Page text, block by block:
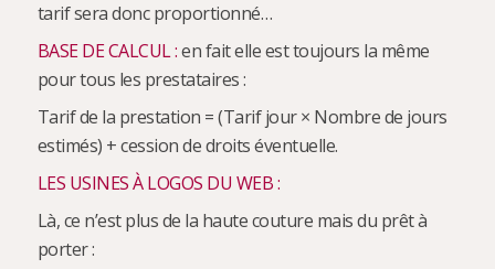
tarif sera donc proportionné…
BASE DE CALCUL :en fait elle est toujours la même
pour tous les prestataires :
Tarif de la prestation = (Tarif jour × Nombre de jours
estimés) + cession de droits éventuelle.
LES USINES À LOGOS DU WEB :
Là, ce n’est plus de la haute couture mais du prêt à
porter :